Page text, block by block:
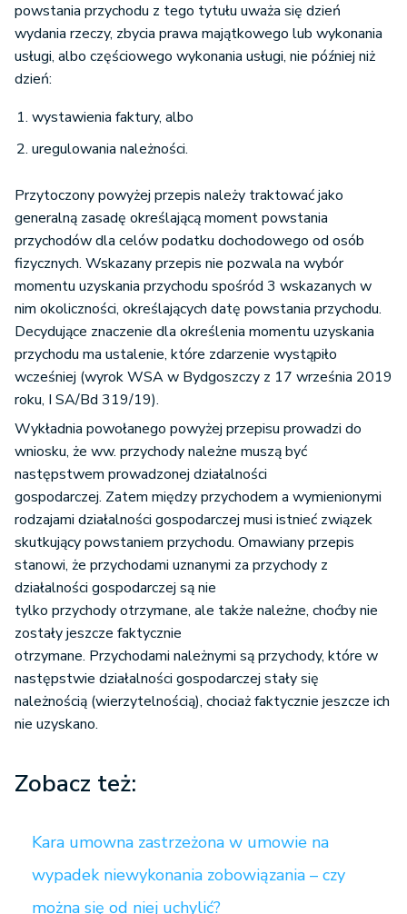
powstania przychodu z tego tytułu uważa się dzień
wydania rzeczy, zbycia prawa majątkowego lub wykonania
usługi, albo częściowego wykonania usługi, nie później niż
dzień:
wystawienia faktury, albo
uregulowania należności.
Przytoczony powyżej przepis należy traktować jako
generalną zasadę określającą moment powstania
przychodów dla celów podatku dochodowego od osób
fizycznych. Wskazany przepis nie pozwala na wybór
momentu uzyskania przychodu spośród 3 wskazanych w
nim okoliczności, określających datę powstania przychodu.
Decydujące znaczenie dla określenia momentu uzyskania
przychodu ma ustalenie, które zdarzenie wystąpiło
wcześniej (wyrok WSA w Bydgoszczy z 17 września 2019
roku, I SA/Bd 319/19).
Wykładnia powołanego powyżej przepisu prowadzi do
wniosku, że ww. przychody należne muszą być
następstwem prowadzonej działalności
gospodarczej. Zatem między przychodem a wymienionymi
rodzajami działalności gospodarczej musi istnieć związek
skutkujący powstaniem przychodu. Omawiany przepis
stanowi, że przychodami uznanymi za przychody z
działalności gospodarczej są nie
tylko przychody otrzymane, ale także należne, choćby nie
zostały jeszcze faktycznie
otrzymane. Przychodami należnymi są przychody, które w
następstwie działalności gospodarczej stały się
należnością (wierzytelnością), chociaż faktycznie jeszcze ich
nie uzyskano.
Zobacz też:
Kara umowna zastrzeżona w umowie na
wypadek niewykonania zobowiązania – czy
można się od niej uchylić?